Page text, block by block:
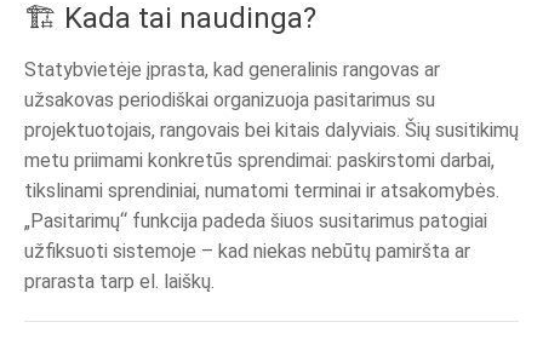
🏗️ Kada tai naudinga?
Statybvietėje įprasta, kad generalinis rangovas ar
užsakovas periodiškai organizuoja pasitarimus su
projektuotojais, rangovais bei kitais dalyviais. Šių susitikimų
metu priimami konkretūs sprendimai: paskirstomi darbai,
tikslinami sprendiniai, numatomi terminai ir atsakomybės.
„Pasitarimų“ funkcija padeda šiuos susitarimus patogiai
užfiksuoti sistemoje – kad niekas nebūtų pamiršta ar
prarasta tarp el. laiškų.